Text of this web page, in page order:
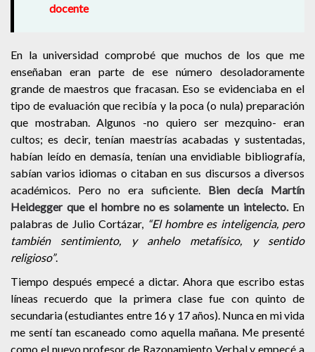
docente
En la universidad comprobé que muchos de los que me
enseñaban eran parte de ese número desoladoramente
grande de maestros que fracasan. Eso se evidenciaba en el
tipo de evaluación que recibía y la poca (o nula) preparación
que mostraban. Algunos -no quiero ser mezquino- eran
cultos; es decir, tenían maestrías acabadas y sustentadas,
habían leído en demasía, tenían una envidiable bibliografía,
sabían varios idiomas o citaban en sus discursos a diversos
académicos. Pero no era suficiente. Bien decía Martín
Heidegger que el hombre no es solamente un intelecto. En
palabras de Julio Cortázar, “El hombre es inteligencia, pero
también sentimiento, y anhelo metafísico, y sentido
religioso”.
Tiempo después empecé a dictar. Ahora que escribo estas
líneas recuerdo que la primera clase fue con quinto de
secundaria (estudiantes entre 16 y 17 años). Nunca en mi vida
me sentí tan escaneado como aquella mañana. Me presenté
como el nuevo profesor de Razonamiento Verbal y empecé a